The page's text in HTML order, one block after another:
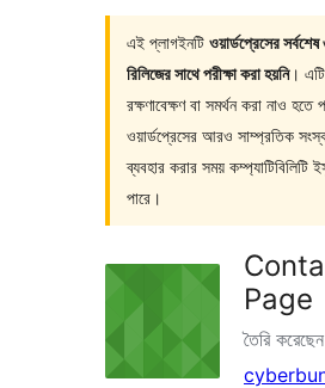
এই প্লাগইনটি ওয়ার্ডপ্রেসের
রিলিজের সাথে পরীক্ষা করা হয়নি।
রক্ষণাবেক্ষণ বা সমর্থন করা নাও হতে
ওয়ার্ডপ্রেসের আরও সাম্প্রতিক
ব্যবহার করার সময় কম্প্যাটিবিলিটি
পারে।
Page
তৈরি করেছেন